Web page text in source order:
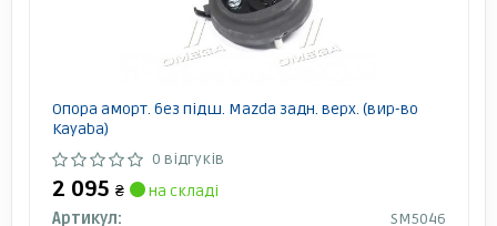
Опора аморт. без підш. Mazda задн. верх. (вир-во
Kayaba)
0 відгуків
2 095 ₴
на складі
Артикул:
SM5046